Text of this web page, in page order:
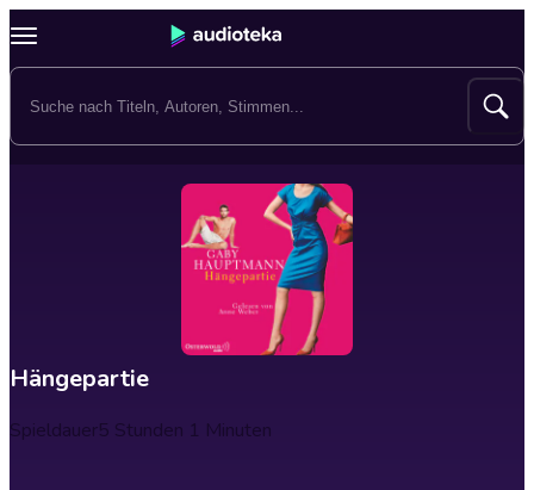
Hängepartie
Spieldauer5 Stunden 1 Minuten